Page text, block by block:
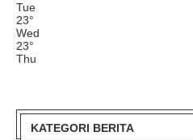
Tue
23°
Wed
23°
Thu
KATEGORI BERITA